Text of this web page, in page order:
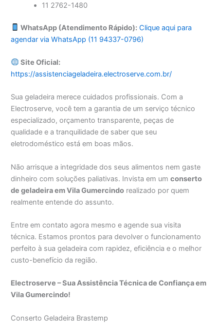
11 2762-1480
WhatsApp (Atendimento Rápido): Clique aqui para
agendar via WhatsApp (11 94337-0796)
Site Oficial:
https://assistenciageladeira.electroserve.com.br/
Sua geladeira merece cuidados profissionais. Com a
Electroserve, você tem a garantia de um serviço técnico
especializado, orçamento transparente, peças de
qualidade e a tranquilidade de saber que seu
eletrodoméstico está em boas mãos.
Não arrisque a integridade dos seus alimentos nem gaste
dinheiro com soluções paliativas. Invista em umconserto
de geladeira em Vila Gumercindo realizado por quem
realmente entende do assunto.
Entre em contato agora mesmo e agende sua visita
técnica. Estamos prontos para devolver o funcionamento
perfeito à sua geladeira com rapidez, eficiência e o melhor
custo-benefício da região.
Electroserve – Sua Assistência Técnica de Confiança em
Vila Gumercindo!
Conserto Geladeira Brastemp